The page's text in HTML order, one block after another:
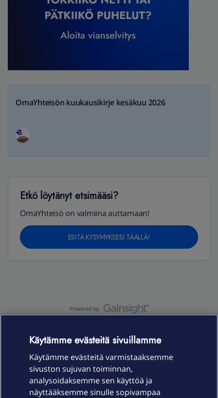
OmaYhteisön kuukausikirje kesäkuu 2026
Etkö löytänyt etsimääsi?
OmaYhteisö on valmiina auttamaan!
ESITÄ KYSYMYKSESI TÄÄLLÄ!
Laitteet & liittymät
Käytämme evästeitä sivuillamme
Käytämme evästeitä varmistaaksemme
sivuston sujuvan toiminnan,
analysoidaksemme sen käyttöä ja
näyttääksemme sinulle sopivampaa